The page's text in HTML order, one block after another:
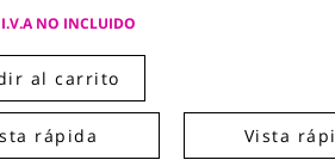
I.V.A NO INCLUIDO
al carrito
rápida Vista